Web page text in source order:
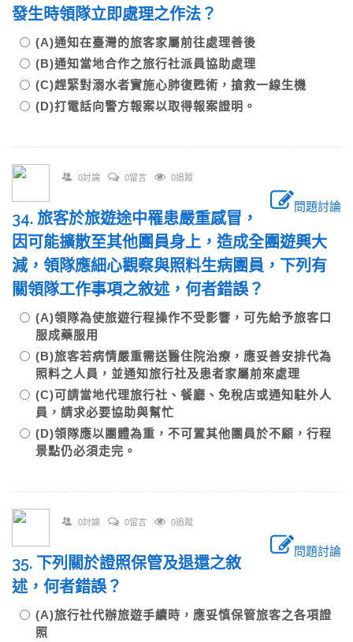
發生時領隊立即處理之作法？
(A)通知在臺灣的旅客家屬前往處理善後
(B)通知當地合作之旅行社派員協助處理
(C)趕緊對溺水者實施心肺復甦術，搶救一線生機
(D)打電話向警方報案以取得報案證明。
0討論 0留言 0追蹤
問題討論
34. 旅客於旅遊途中罹患嚴重感冒，
因可能擴散至其他團員身上，造成全團遊興大
減，領隊應細心觀察與照料生病團員，下列有
關領隊工作事項之敘述，何者錯誤？
(A)領隊為使旅遊行程操作不受影響，可先給予旅客口
服成藥服用
(B)旅客若病情嚴重需送醫住院治療，應妥善安排代為
照料之人員，並通知旅行社及患者家屬前來處理
(C)可請當地代理旅行社、餐廳、免稅店或通知駐外人
員，請求必要協助與幫忙
(D)領隊應以團體為重，不可置其他團員於不顧，行程
景點仍必須走完。
0討論 0留言 0追蹤
問題討論
35. 下列關於證照保管及退還之敘
述，何者錯誤？
(A)旅行社代辦旅遊手續時，應妥慎保管旅客之各項證
照